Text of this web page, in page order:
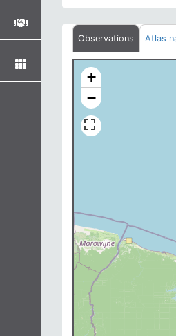
Observations Atlas
+
−